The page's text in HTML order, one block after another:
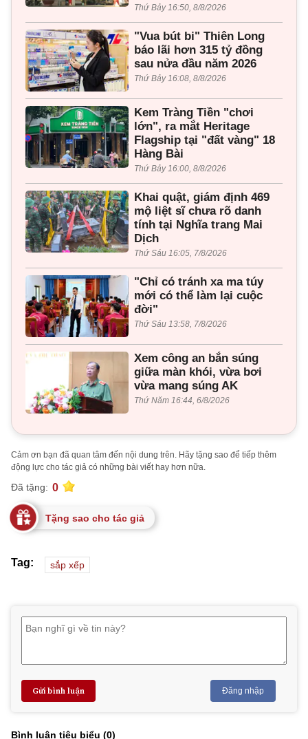
Thứ Bảy 16:50, 8/8/2026
"Vua bút bi" Thiên Long
báo lãi hơn 315 tỷ đồng
sau nửa đầu năm 2026
Thứ Bảy 16:08, 8/8/2026
Kem Tràng Tiền "chơi
lớn", ra mắt Heritage
Flagship tại "đất vàng" 18
Hàng Bài
Thứ Bảy 16:00, 8/8/2026
Khai quật, giám định 469
mộ liệt sĩ chưa rõ danh
tính tại Nghĩa trang Mai
Dịch
Thứ Sáu 16:05, 7/8/2026
"Chỉ có tránh xa ma túy
mới có thể làm lại cuộc
đời"
Thứ Sáu 13:58, 7/8/2026
Xem công an bắn súng
giữa màn khói, vừa bơi
vừa mang súng AK
Thứ Năm 16:44, 6/8/2026
Cảm ơn bạn đã quan tâm đến nội dung trên. Hãy tặng sao để tiếp thêm
động lực cho tác giả có những bài viết hay hơn nữa.
Đã tặng: 0
Tặng sao cho tác giả
Tag: sắp xếp
Gửi bình luận Đăng nhập
Bình luận tiêu biểu (0)